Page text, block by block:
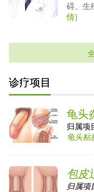
碍、生
情]
诊疗项目
龟头
归属项
龟头粘
包皮
归属项